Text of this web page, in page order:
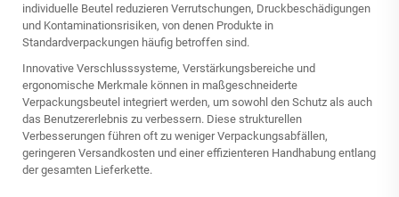
individuelle Beutel reduzieren Verrutschungen, Druckbeschädigungen
und Kontaminationsrisiken, von denen Produkte in
Standardverpackungen häufig betroffen sind.
Innovative Verschlusssysteme, Verstärkungsbereiche und
ergonomische Merkmale können in maßgeschneiderte
Verpackungsbeutel integriert werden, um sowohl den Schutz als auch
das Benutzererlebnis zu verbessern. Diese strukturellen
Verbesserungen führen oft zu weniger Verpackungsabfällen,
geringeren Versandkosten und einer effizienteren Handhabung entlang
der gesamten Lieferkette.